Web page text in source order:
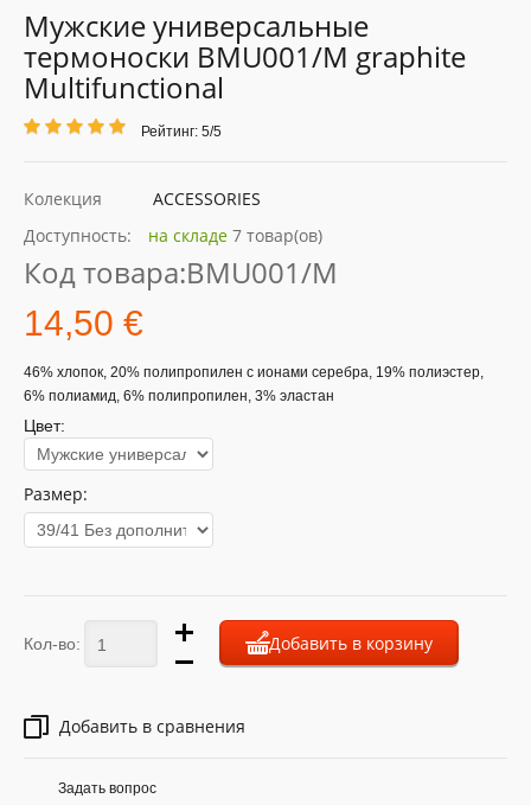
Мужские универсальные
термоноски BMU001/М graphite
Multifunctional
Рейтинг: 5/5
Колекция
ACCESSORIES
Доступность:
на складе 7 товар(ов)
Код товара:BMU001/М
14,50 €
46% хлопок, 20% полипропилен с ионами серебра, 19% полиэстер,
6% полиамид, 6% полипропилен, 3% эластан
Цвет:
Размер:
Кол-во: Добавить в корзину
Добавить в сравнения
Задать вопрос